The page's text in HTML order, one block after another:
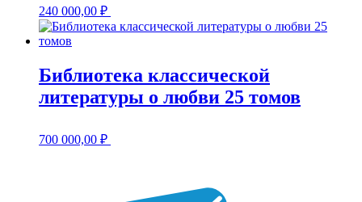
240 000,00 ₽
Библиотека классической
литературы о любви 25 томов
700 000,00 ₽